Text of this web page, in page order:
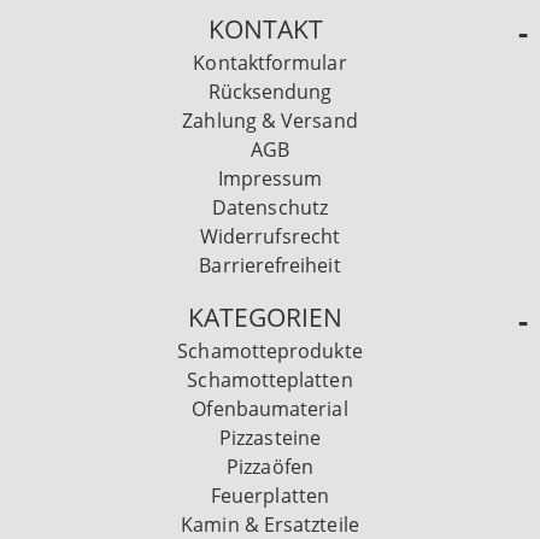
KONTAKT
Kontaktformular
Rücksendung
Zahlung & Versand
AGB
Impressum
Datenschutz
Widerrufsrecht
Barrierefreiheit
KATEGORIEN
Schamotteprodukte
Schamotteplatten
Ofenbaumaterial
Pizzasteine
Pizzaöfen
Feuerplatten
Kamin & Ersatzteile